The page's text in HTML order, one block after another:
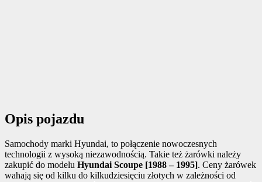
Opis pojazdu
Samochody marki Hyundai, to połączenie nowoczesnych
technologii z wysoką niezawodnością. Takie też żarówki należy
zakupić do modelu Hyundai Scoupe [1988 – 1995]. Ceny żarówek
wahają się od kilku do kilkudziesięciu złotych w zależności od